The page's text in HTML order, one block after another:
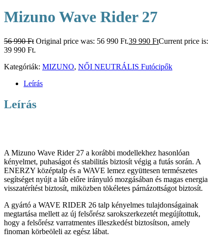
Mizuno Wave Rider 27
56 990Ft Original price was: 56 990 Ft.39 990 FtCurrent price is:
39 990 Ft.
Kategóriák: MIZUNO, NŐI NEUTRÁLIS Futócipők
Leírás
Leírás
A Mizuno Wave Rider 27 a korábbi modellekhez hasonlóan
kényelmet, puhaságot és stabilitás biztosít végig a futás során. A
ENERZY középtalp és a WAVE lemez együttesen természetes
segítséget nyújt a láb előre irányuló mozgásában és magas energia
visszatérítést biztosít, miközben tökéletes párnázottságot biztosít.
A gyártó a WAVE RIDER 26 talp kényelmes tulajdonságainak
megtartása mellett az új felsőrész sarokszerkezetét megújítottuk,
hogy a felsőrész varratmentes illeszkedést biztosítson, amely
finoman körbeöleli az egész lábat.